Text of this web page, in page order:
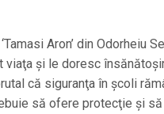
Aron’ din Odorheiu
şi le doresc
că siguranţa în şcoli
să ofere protecţie şi